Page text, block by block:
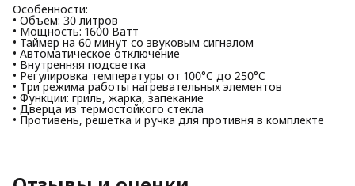
Особенности:
• Объем: 30 литров
• Мощность: 1600 Ватт
• Таймер на 60 минут со звуковым сигналом
• Автоматическое отключение
• Внутренняя подсветка
• Регулировка температуры от 100°C до 250°C
• Три режима работы нагревательных элементов
• Функции: гриль, жарка, запекание
• Дверца из термостойкого стекла
• Противень, решетка и ручка для противня в комплекте